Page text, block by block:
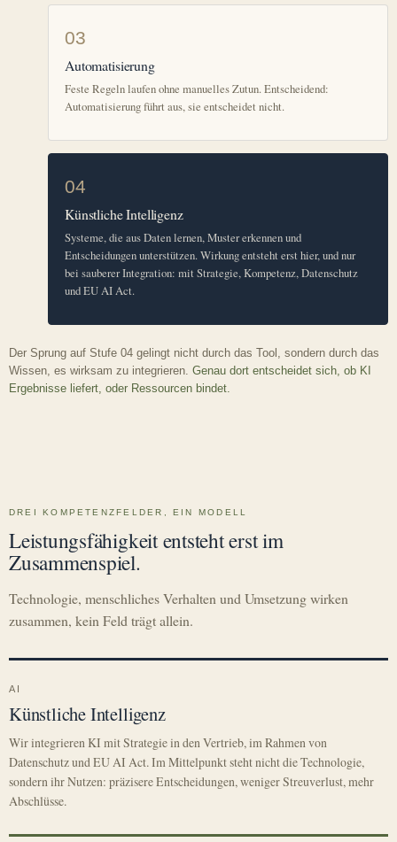
03
Automatisierung
Feste Regeln laufen ohne manuelles Zutun. Entscheidend:
Automatisierung führt aus, sie entscheidet nicht.
04
Künstliche Intelligenz
Systeme, die aus Daten lernen, Muster erkennen und
Entscheidungen unterstützen. Wirkung entsteht erst hier, und nur
bei sauberer Integration: mit Strategie, Kompetenz, Datenschutz
und EU AI Act.
Der Sprung auf Stufe 04 gelingt nicht durch das Tool, sondern durch das
Wissen, es wirksam zu integrieren. Genau dort entscheidet sich, ob KI
Ergebnisse liefert, oder Ressourcen bindet.
DREI KOMPETENZFELDER, EIN MODELL
Leistungsfähigkeit entsteht erst im
Zusammenspiel.
Technologie, menschliches Verhalten und Umsetzung wirken
zusammen, kein Feld trägt allein.
AI
Künstliche Intelligenz
Wir integrieren KI mit Strategie in den Vertrieb, im Rahmen von
Datenschutz und EU AI Act. Im Mittelpunkt steht nicht die Technologie,
sondern ihr Nutzen: präzisere Entscheidungen, weniger Streuverlust, mehr
Abschlüsse.